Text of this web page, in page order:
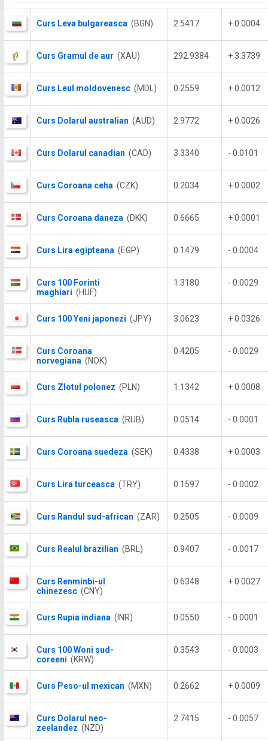
Curs Leva bulgareasca (BGN) 2.5417 + 0.0004
Curs Gramul de aur (XAU) 292.9384 + 3.3739
Curs Leul moldovenesc (MDL) 0.2559 + 0.0012
Curs Dolarul australian (AUD) 2.9772 + 0.0026
Curs Dolarul canadian (CAD) 3.3340 - 0.0101
Curs Coroana ceha (CZK) 0.2034 + 0.0002
Curs Coroana daneza (DKK) 0.6665 + 0.0001
Curs Lira egipteana (EGP) 0.1479 - 0.0004
Curs 100 Forinti
maghiari (HUF)
1.3180 - 0.0029
Curs 100 Yeni japonezi (JPY) 3.0623 + 0.0326
Curs Coroana
norvegiana (NOK)
0.4205 - 0.0029
Curs Zlotul polonez (PLN) 1.1342 + 0.0008
Curs Rubla ruseasca (RUB) 0.0514 - 0.0001
Curs Coroana suedeza (SEK) 0.4338 + 0.0003
Curs Lira turceasca (TRY) 0.1597 - 0.0002
Curs Randul sud-african (ZAR) 0.2505 - 0.0009
Curs Realul brazilian (BRL) 0.9407 - 0.0017
Curs Renminbi-ul
chinezesc (CNY)
0.6348 + 0.0027
Curs Rupia indiana (INR) 0.0550 - 0.0001
Curs 100 Woni sud-
coreeni (KRW)
0.3543 - 0.0003
Curs Peso-ul mexican (MXN) 0.2662 + 0.0009
Curs Dolarul neo-
zeelandez (NZD)
2.7415 - 0.0057